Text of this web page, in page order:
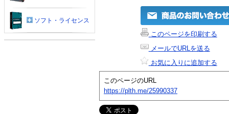
このページを印刷する
メールでURLを送る
お気に入りに追加する
このページのURL
https://plth.me/25990337
ソフト・ライセンス